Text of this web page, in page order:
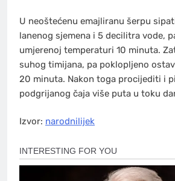
U neoštećenu emajliranu šerpu
lanenog sjemena i 5 decilitra vode,
umjerenoj temperaturi 10 minuta.
suhog timijana, pa poklopljeno
20 minuta. Nakon toga procijediti i
podgrijanog čaja više puta u toku
Izvor: narodnilijek